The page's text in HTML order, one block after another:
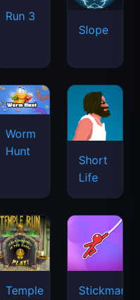
Run 3
Slope
Worm
Hunt
Short
Life
Temple
Stickman